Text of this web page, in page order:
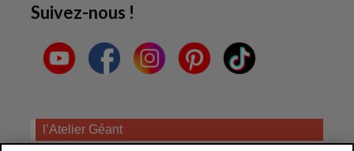
Suivez-nous !
l’Atelier Géant